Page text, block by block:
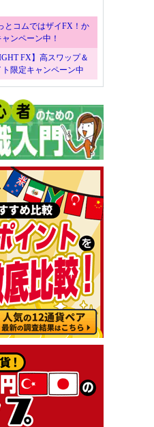
とコムではザイFX！か
ンペーン中！
FX】高スワップ＆
限定キャンペーン中